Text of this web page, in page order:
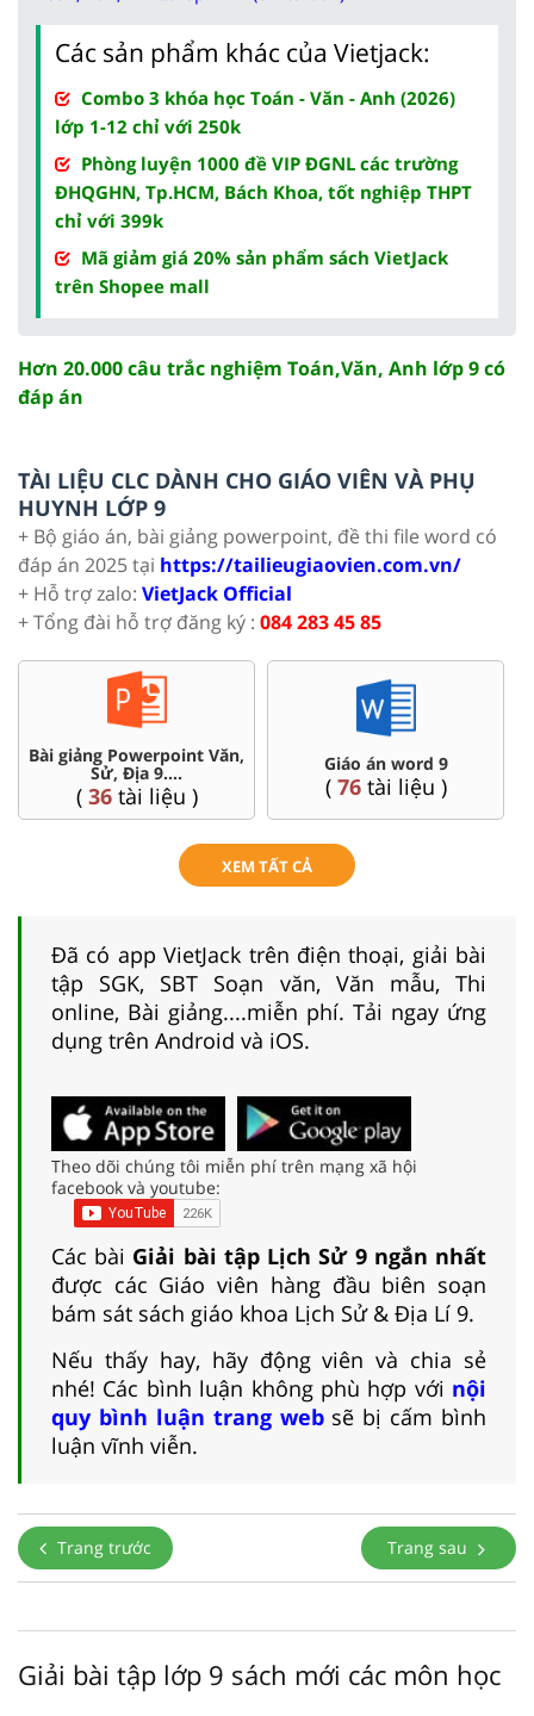
Các sản phẩm khác của Vietjack:
Combo 3 khóa học Toán - Văn - Anh (2026)
lớp 1-12 chỉ với 250k
Phòng luyện 1000 đề VIP ĐGNL các trường
ĐHQGHN, Tp.HCM, Bách Khoa, tốt nghiệp THPT
chỉ với 399k
Mã giảm giá 20% sản phẩm sách VietJack
trên Shopee mall
Hơn 20.000 câu trắc nghiệm Toán,Văn, Anh lớp 9 có
đáp án
TÀI LIỆU CLC DÀNH CHO GIÁO VIÊN VÀ PHỤ
HUYNH LỚP 9
+ Bộ giáo án, bài giảng powerpoint, đề thi file word có
đáp án 2025 tại https://tailieugiaovien.com.vn/
+ Hỗ trợ zalo: VietJack Official
+ Tổng đài hỗ trợ đăng ký : 084 283 45 85
án word 9
tài liệu )
Chuyên đề dạy thêm Toán,
Lí, Hóa ...9
tài liệu )
XEM TẤT CẢ
Đã có app VietJack trên điện thoại, giải bài
tập SGK, SBT Soạn văn, Văn mẫu, Thi
online, Bài giảng....miễn phí. Tải ngay ứng
dụng trên Android và iOS.
Theo dõi chúng tôi miễn phí trên mạng xã hội
facebook và youtube:
Các bài Giải bài tập Lịch Sử 9 ngắn nhất
được các Giáo viên hàng đầu biên soạn
bám sát sách giáo khoa Lịch Sử & Địa Lí 9.
Nếu thấy hay, hãy động viên và chia sẻ
nhé! Các bình luận không phù hợp với nội
quy bình luận trang websẽ bị cấm bình
luận vĩnh viễn.
Trang trước Trang sau
Giải bài tập lớp 9 sách mới các môn học